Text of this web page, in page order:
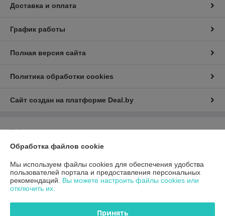
Доставка и оплата
График работы
Полная версия сайта
Политика обработки cookies
Сайт создан на платформе Deal.by
Информация для покупателя
Юридическое лицо:Общество с ограниченной ответственностью
г. Минск, ул. Инженерная, 28, каб. 11
Регистрационный номер ЕГР: 193790359
Регистрационный орган: Минский горисполком
Обработка файлов cookie
Мы используем файлы cookies для обеспечения удобства
пользователей портала и предоставления персональных
рекомендаций. Вы можете настроить файлы cookies или
отключить их.
Принять